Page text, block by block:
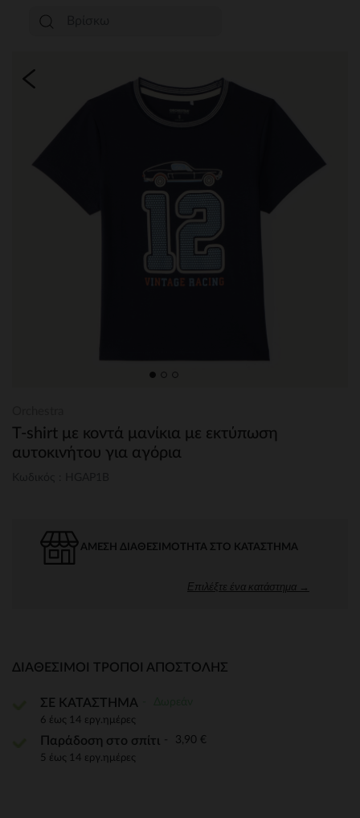
T-shirt με κοντά μανίκια με εκτύπωση
αυτοκινήτου για αγόρια
ΆΜΕΣΗ ΔΙΑΘΕΣΙΜΌΤΗΤΑ ΣΤΟ ΚΑΤΆΣΤΗΜΑ
Επιλέξτε ένα κατάστημα →
ΔΙΑΘΈΣΙΜΟΙ ΤΡΌΠΟΙ ΑΠΟΣΤΟΛΉΣ
ΣΕ ΚΑΤΑΣΤΗΜΑ
6 έως 14 εργ.ημέρες
Παράδοση στο σπίτι 3,90 €
5 έως 14 εργ.ημέρες